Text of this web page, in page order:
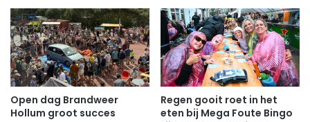
Open dag Brandweer
Hollum groot succes
Regen gooit roet in het
eten bij Mega Foute Bingo